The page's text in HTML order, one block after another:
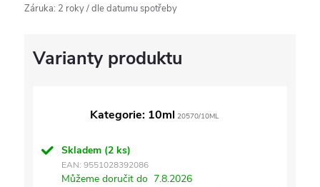
Záruka: 2 roky / dle datumu spotřeby
Kategorie: 10ml 20570/10ML
Skladem (2 ks)
EAN: 9551028392086
Můžeme doručit do 7.8.2026